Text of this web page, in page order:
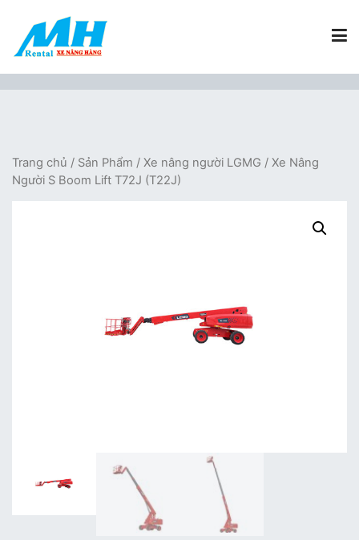
nội
Xe Nâng Hàng MH Rental
Trang chủ / Sản Phẩm / Xe nâng người LGMG / Xe Nâng
Người S Boom Lift T72J (T22J)